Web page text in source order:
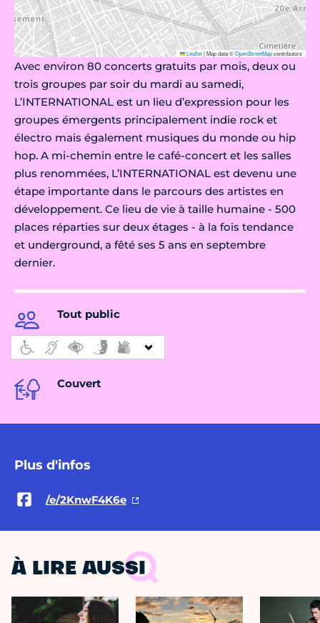
Leaflet|Map data ©OpenStreetMapcontributors
Avec environ 80 concerts gratuits par mois, deux ou
trois groupes par soir du mardi au samedi,
L’INTERNATIONAL est un lieu d’expression pour les
groupes émergents principalement indie rock et
électro mais également musiques du monde ou hip
hop. A mi-chemin entre le café-concert et les salles
plus renommées, L’INTERNATIONAL est devenu une
étape importante dans le parcours des artistes en
développement. Ce lieu de vie à taille humaine - 500
places réparties sur deux étages - à la fois tendance
et underground, a fêté ses 5 ans en septembre
dernier.
Tout public
Couvert
Plus d'infos
/e/2KnwF4K6e
À LIRE AUSSI